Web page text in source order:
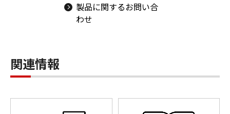
製品に関するお問い合
わせ
関連情報